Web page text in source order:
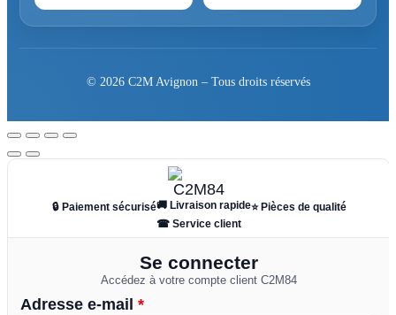
© 2026 C2M Avignon – Tous droits réservés
🔒 Paiement sécurisé🚚 Livraison rapide⭐ Pièces de qualité
☎ Service client
Se connecter
Accédez à votre compte client C2M84
Adresse e-mail *